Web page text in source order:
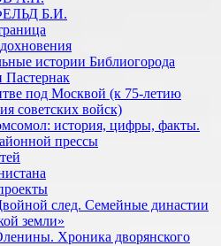
Б.И.
истории Библиогорода
Пастернак
под Москвой (к 75-летию
советских войск)
история, цифры, факты.
прессы
след. Семейные династии
земли»
Хроника дворянского